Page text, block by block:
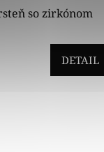
so zirkónom
DETAIL